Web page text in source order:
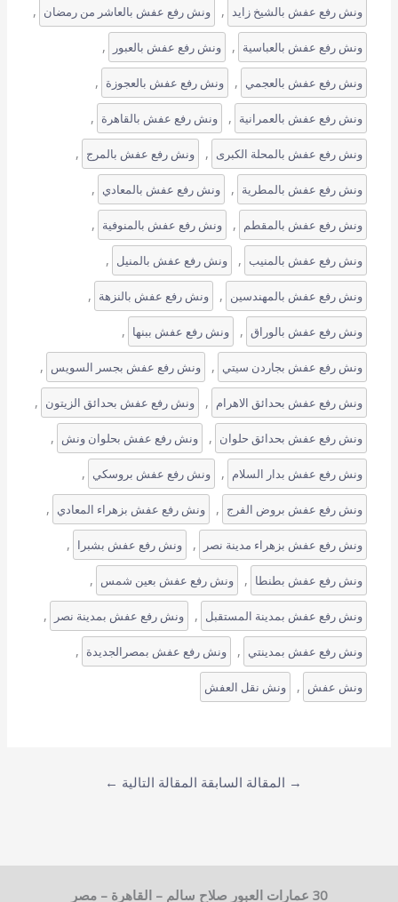
ونش رفع عفش بالشيخ زايد , ونش رفع عفش بالعاشر من رمضان ,
ونش رفع عفش بالعباسية , ونش رفع عفش بالعبور ,
ونش رفع عفش بالعجمي , ونش رفع عفش بالعجوزة ,
ونش رفع عفش بالعمرانية , ونش رفع عفش بالقاهرة ,
ونش رفع عفش بالمحلة الكبرى , ونش رفع عفش بالمرج ,
ونش رفع عفش بالمطرية , ونش رفع عفش بالمعادي ,
ونش رفع عفش بالمقطم , ونش رفع عفش بالمنوفية ,
ونش رفع عفش بالمنيب , ونش رفع عفش بالمنيل ,
ونش رفع عفش بالمهندسين , ونش رفع عفش بالنزهة ,
ونش رفع عفش بالوراق , ونش رفع عفش ببنها ,
ونش رفع عفش بجاردن سيتي , ونش رفع عفش بجسر السويس ,
ونش رفع عفش بحدائق الاهرام , ونش رفع عفش بحدائق الزيتون ,
ونش رفع عفش بحدائق حلوان , ونش رفع عفش بحلوان ونش ,
ونش رفع عفش بدار السلام , ونش رفع عفش بروسكي ,
ونش رفع عفش بروض الفرج , ونش رفع عفش بزهراء المعادي ,
ونش رفع عفش بزهراء مدينة نصر , ونش رفع عفش بشبرا ,
ونش رفع عفش بطنطا , ونش رفع عفش بعين شمس ,
ونش رفع عفش بمدينة المستقبل , ونش رفع عفش بمدينة نصر ,
ونش رفع عفش بمدينتي , ونش رفع عفش بمصرالجديدة ,
ونش عفش , ونش نقل العفش
→ المقالة السابقة المقالة التالية ←
30 عمارات العبور صلاح سالم – القاهرة – مصر